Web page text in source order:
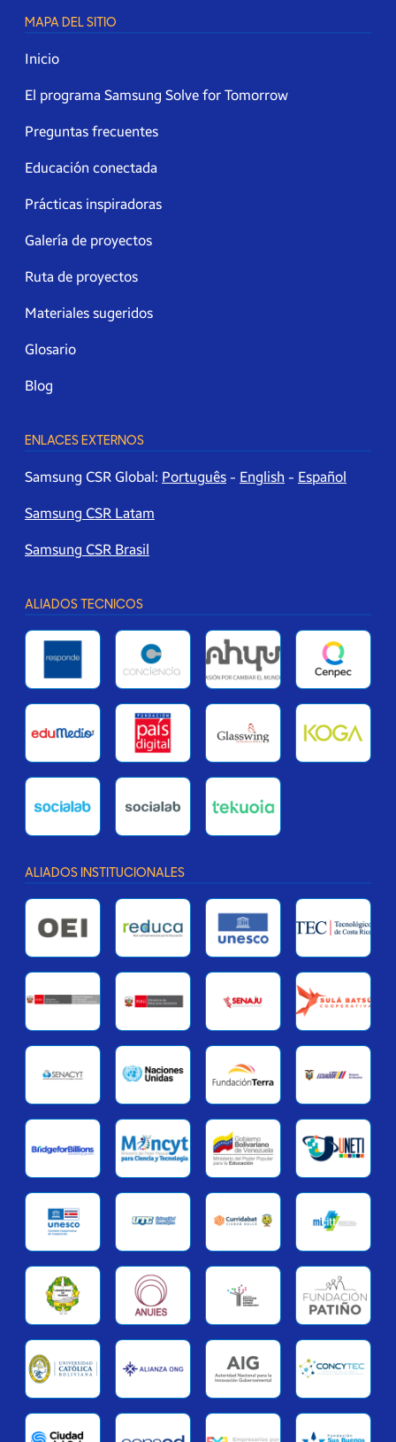
MAPA DEL SITIO
Inicio
El programa Samsung Solve for Tomorrow
Preguntas frecuentes
Educación conectada
Prácticas inspiradoras
Galería de proyectos
Ruta de proyectos
Materiales sugeridos
Glosario
Blog
ENLACES EXTERNOS
Samsung CSR Global: Português - English - Español
Samsung CSR Latam
Samsung CSR Brasil
ALIADOS TECNICOS
ALIADOS INSTITUCIONALES